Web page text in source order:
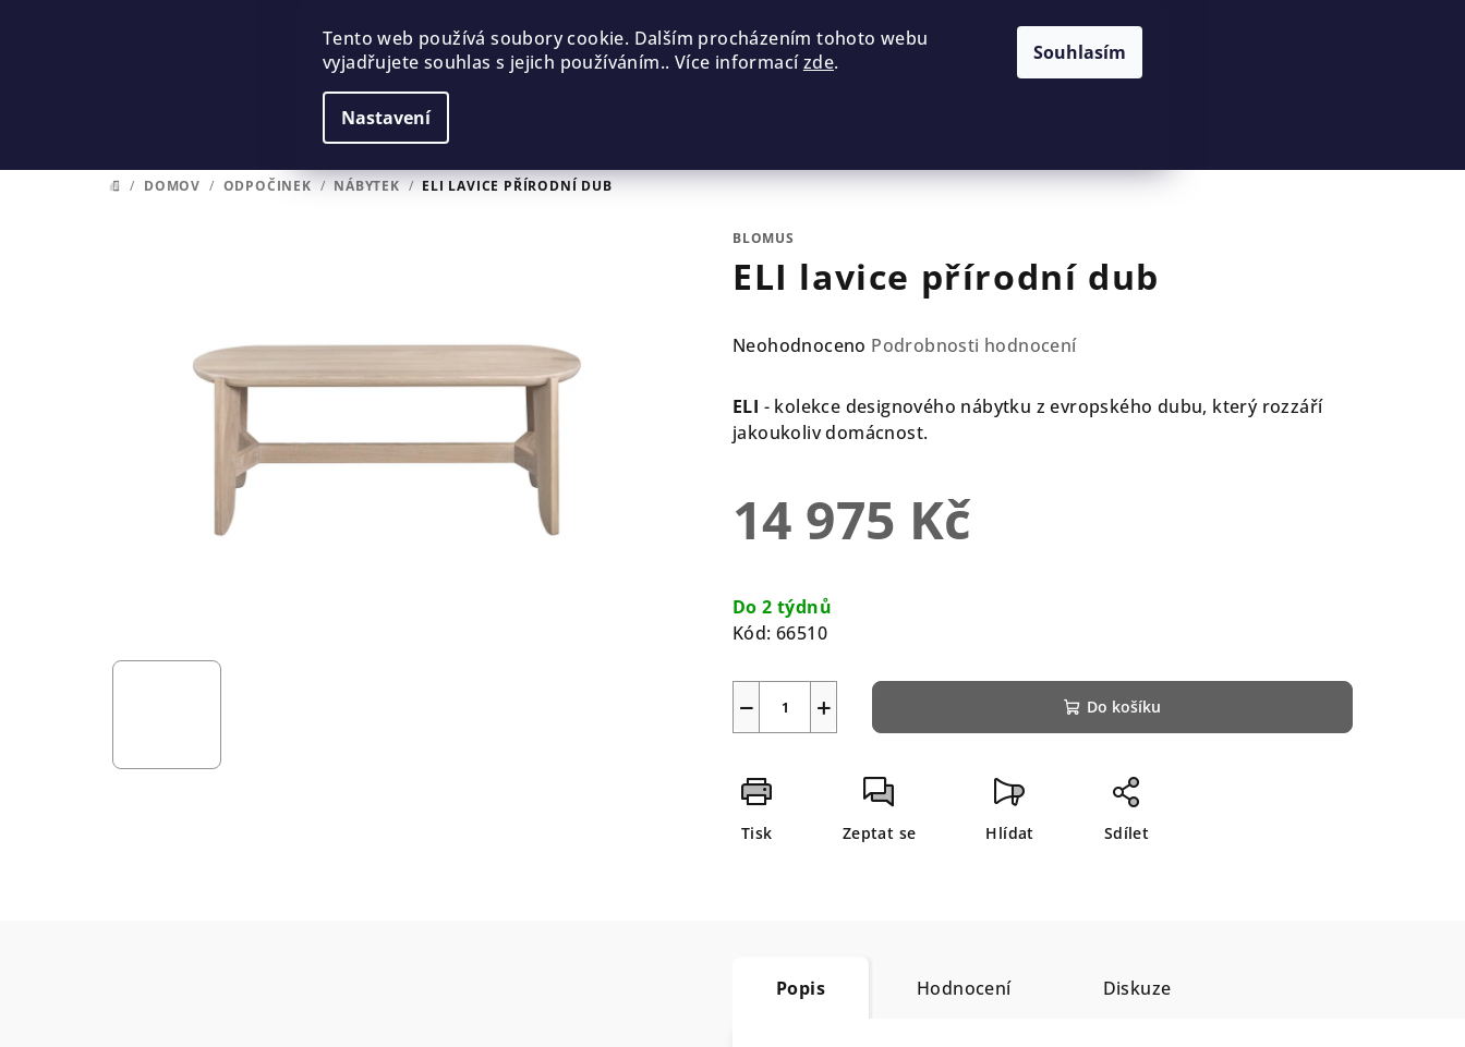
Tento web používá soubory cookie. Dalším procházením tohoto webu
vyjadřujete souhlas s jejich používáním.. Více informacízde.
Nastavení
Souhlasím
DOMŮ
/ DOMOV / ODPOČINEK / NÁBYTEK / ELI LAVICE PŘÍRODNÍ DUB
BLOMUS
ELI lavice přírodní dub
Průměrné
produktu
je
0,0
5
hvězdiček.
Neohodnoceno Podrobnosti hodnocení
ELI - kolekce designového nábytku z evropského dubu, který rozzáří
jakoukoliv domácnost.
14 975 Kč
cena:
Do 2 týdnů
Kód: 66510
+
− Do košíku
Tisk Zeptat se Hlídat Sdílet
Popis Hodnocení Diskuze